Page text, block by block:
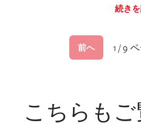
続き
前へ 1 / 9
こちらも